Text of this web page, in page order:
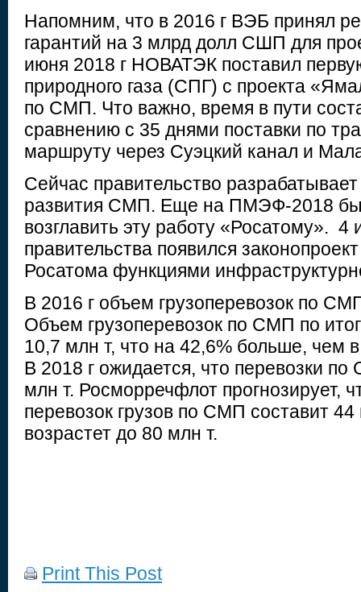
Напомним, что в 2016 г ВЭБ принял
гарантий на 3 млрд долл СШП для
июня 2018 г НОВАТЭК поставил
природного газа (СПГ) с проекта
по СМП. Что важно, время в пути
сравнению с 35 днями поставки по
маршруту через Суэцкий канал и
Сейчас правительство
развития СМП. Еще на ПМЭФ-2018
возглавить эту работу «Росатому». 4
правительства появился
Росатома функциями
В 2016 г объем грузоперевозок по
Объем грузоперевозок по СМП по
10,7 млн т, что на 42,6% больше, чем в
В 2018 г ожидается, что перевозки
млн т. Росморречфлот прогнозирует,
перевозок грузов по СМП составит 44
возрастет до 80 млн т.
Print This Post